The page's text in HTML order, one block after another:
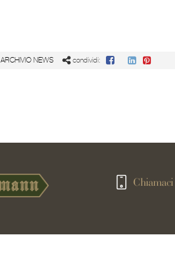
ARCHIVIO NEWS condividi:
Chiamaci